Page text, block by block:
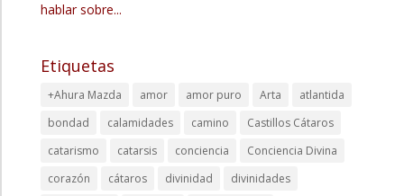
hablar sobre...
Etiquetas
+Ahura Mazda amor amor puro Arta
atlantida
bondad
calamidades camino
Castillos Cátaros
catarismo
catarsis conciencia
Conciencia Divina
corazón
cátaros divinidad
divinidades